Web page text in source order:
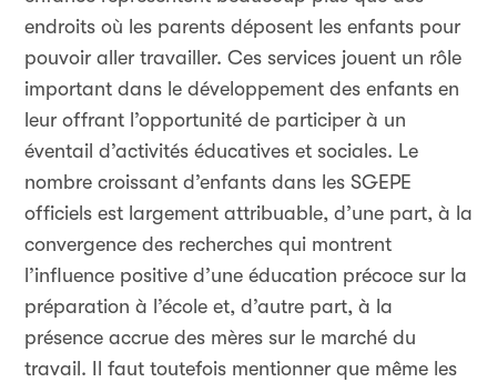
endroits où les parents déposent les enfants pour
pouvoir aller travailler. Ces services jouent un rôle
important dans le développement des enfants en
leur offrant l’opportunité de participer à un
éventail d’activités éducatives et sociales. Le
nombre croissant d’enfants dans les SGEPE
officiels est largement attribuable, d’une part, à la
convergence des recherches qui montrent
l’influence positive d’une éducation précoce sur la
préparation à l’école et, d’autre part, à la
présence accrue des mères sur le marché du
travail. Il faut toutefois mentionner que même les